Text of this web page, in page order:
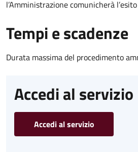
l’Amministrazione comunicherà
Tempi e scadenze
Durata massima del procedimento
Accedi al servizio
Accedi al servizio